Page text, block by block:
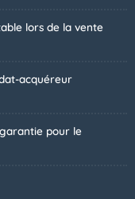
lors de la vente
acquéreur
pour le